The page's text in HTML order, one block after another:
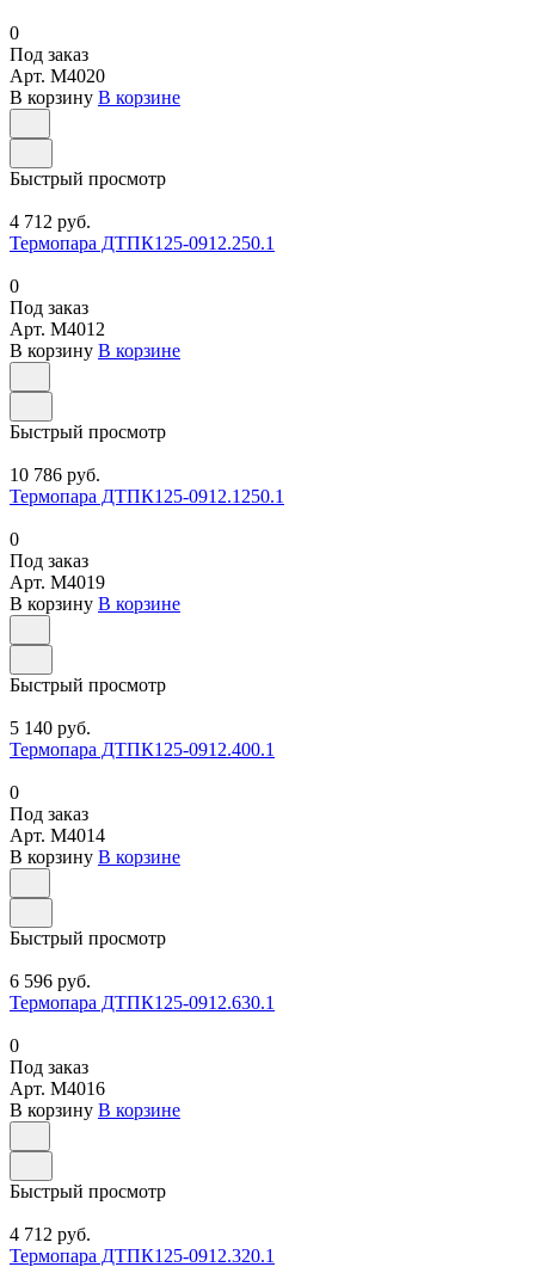
0
Под заказ
Арт. M4020
В корзину В корзине
Быстрый просмотр
4 712 руб.
Термопара ДТПК125-0912.250.1
0
Под заказ
Арт. M4012
В корзину В корзине
Быстрый просмотр
10 786 руб.
Термопара ДТПК125-0912.1250.1
0
Под заказ
Арт. M4019
В корзину В корзине
Быстрый просмотр
5 140 руб.
Термопара ДТПК125-0912.400.1
0
Под заказ
Арт. M4014
В корзину В корзине
Быстрый просмотр
6 596 руб.
Термопара ДТПК125-0912.630.1
0
Под заказ
Арт. M4016
В корзину В корзине
Быстрый просмотр
4 712 руб.
Термопара ДТПК125-0912.320.1